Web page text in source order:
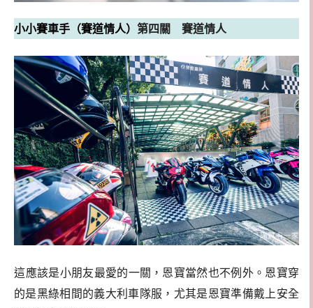
小小賽車手（賽道情人） 第四關 賽道情人
​這應該是小朋友最愛的一關，恩寶當然也不例外。恩寶穿
的是黑綠相間的義大利車隊服，尤其是恩寶準備戴上安全